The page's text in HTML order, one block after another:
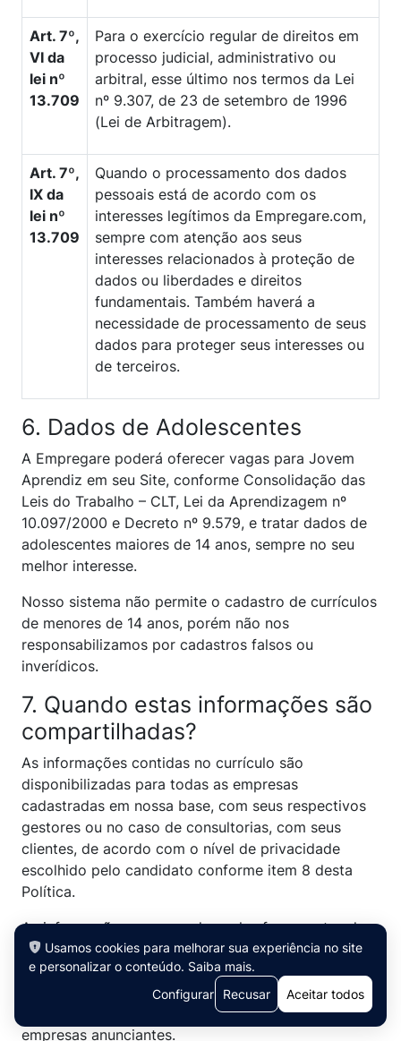
Art. 7º,
VI da
lei nº
13.709
Para o exercício regular de direitos em
processo judicial, administrativo ou
arbitral, esse último nos termos da Lei
nº 9.307, de 23 de setembro de 1996
(Lei de Arbitragem).
Art. 7º,
IX da
lei nº
13.709
Quando o processamento dos dados
pessoais está de acordo com os
interesses legítimos da Empregare.com,
sempre com atenção aos seus
interesses relacionados à proteção de
dados ou liberdades e direitos
fundamentais. Também haverá a
necessidade de processamento de seus
dados para proteger seus interesses ou
de terceiros.
6. Dados de Adolescentes
A Empregare poderá oferecer vagas para Jovem
Aprendiz em seu Site, conforme Consolidação das
Leis do Trabalho – CLT, Lei da Aprendizagem nº
10.097/2000 e Decreto nº 9.579, e tratar dados de
adolescentes maiores de 14 anos, sempre no seu
melhor interesse.
Nosso sistema não permite o cadastro de currículos
de menores de 14 anos, porém não nos
responsabilizamos por cadastros falsos ou
inverídicos.
7. Quando estas informações são
compartilhadas?
As informações contidas no currículo são
disponibilizadas para todas as empresas
cadastradas em nossa base, com seus respectivos
gestores ou no caso de consultorias, com seus
clientes, de acordo com o nível de privacidade
escolhido pelo candidato conforme item 8 desta
Política.
As informações processadas pelas ferramentas de
IA serão compartilhadas apenas com os
fornecedores das ferramentas para a execução dos
serviços contratados. Nenhuma informação de
análise e relatórios serão compartilhados com as
empresas anunciantes.
Usamos cookies para melhorar sua experiência no site
e personalizar o conteúdo. Saiba mais.
Configurar
Recusar Aceitar todos